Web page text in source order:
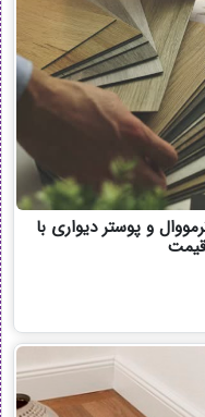
و پوستر دیواری با